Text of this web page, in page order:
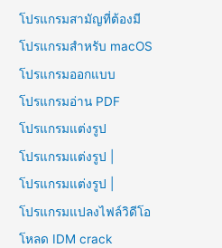
โปรแกรมสามัญที่ต้องมี
โปรแกรมสำหรับ macOS
โปรแกรมออกแบบ
โปรแกรมอ่าน PDF
โปรแกรมแต่งรูป
โปรแกรมแต่งรูป |
โปรแกรมแต่งรูป |
โปรแกรมแปลงไฟล์วิดีโอ
โหลด IDM crack